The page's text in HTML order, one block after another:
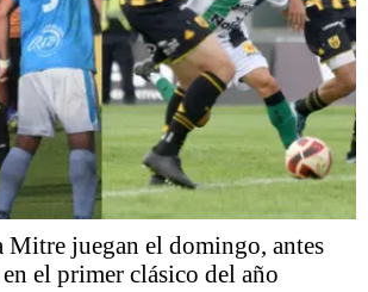
juegan el domingo, antes
el primer clásico del año